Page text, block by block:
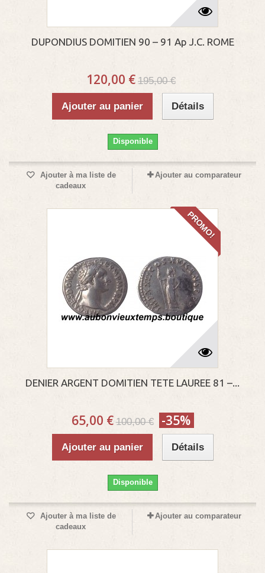
DUPONDIUS DOMITIEN 90 – 91 Ap J.C. ROME
120,00 € 195,00 €
Ajouter au panier Détails
Disponible
Ajouter à ma liste de
cadeaux
Ajouter au comparateur
PROMO!
DENIER ARGENT DOMITIEN TETE LAUREE 81 –...
65,00 € 100,00 € -35%
Ajouter au panier Détails
Disponible
Ajouter à ma liste de
cadeaux
Ajouter au comparateur